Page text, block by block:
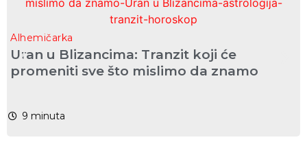
Alhemičarka
Uran u Blizancima: Tranzit koji će
promeniti sve što mislimo da znamo
9 minuta